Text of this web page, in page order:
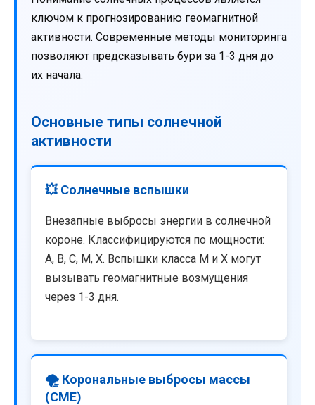
ключом к прогнозированию геомагнитной
активности. Современные методы мониторинга
позволяют предсказывать бури за 1-3 дня до
их начала.
Основные типы солнечной
активности
💥 Солнечные вспышки
Внезапные выбросы энергии в солнечной
короне. Классифицируются по мощности:
A, B, C, M, X. Вспышки класса M и X могут
вызывать геомагнитные возмущения
через 1-3 дня.
🌪️ Корональные выбросы массы
(CME)